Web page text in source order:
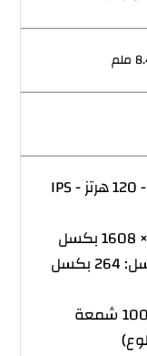
6.68 بوصة - 120 هرتز - IPS
كثافة البكسل: 264 بكسل
السطوع: 1000 شمعة